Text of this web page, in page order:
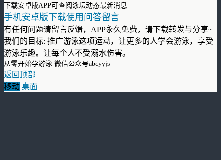
下载安卓版APP可查阅泳坛动态最新消息
手机安卓版下载使用问答留言
有任何问题请留言反馈，APP永久免费，请下载转发与分享~
我们的目标: 推广游泳这项运动，让更多的人学会游泳，享受
游泳乐趣。让每个人不受溺水伤害。
从零开始学游泳 微信公众号abcyyjs
返回顶部
移动 桌面